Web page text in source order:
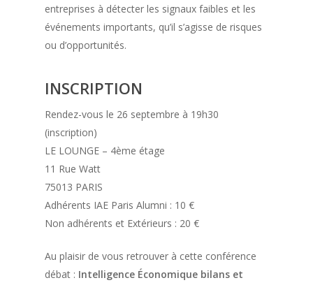
entreprises à détecter les signaux faibles et les
événements importants, qu’il s’agisse de risques
ou d’opportunités.
INSCRIPTION
Rendez-vous le 26 septembre à 19h30
(inscription)
LE LOUNGE – 4ème étage
11 Rue Watt
75013 PARIS
Adhérents IAE Paris Alumni : 10 €
Non adhérents et Extérieurs : 20 €
Au plaisir de vous retrouver à cette conférence
débat : Intelligence Économique bilans et